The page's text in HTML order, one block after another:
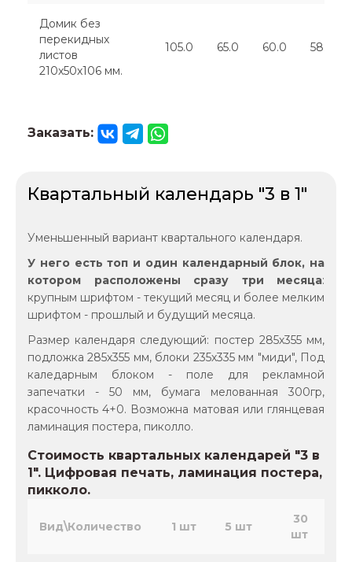
Домик без
перекидных
листов
210х50х106 мм.
105.0 65.0 60.0 58.0
Заказать:
Квартальный календарь "3 в 1"
Уменьшенный вариант квартального календаря.
У него есть топ и один календарный блок, на
котором расположены сразу три месяца:
крупным шрифтом - текущий месяц и более мелким
шрифтом - прошлый и будущий месяца.
Размер календаря следующий: постер 285х355 мм,
подложка 285х355 мм, блоки 235х335 мм "миди", Под
каледарным блоком - поле для рекламной
запечатки - 50 мм, бумага мелованная 300гр,
красочность 4+0. Возможна матовая или глянцевая
ламинация постера, пиколло.
Стоимость квартальных календарей "3 в
1". Цифровая печать, ламинация постера,
пикколо.
Вид\Количество 1 шт 5 шт
30
шт